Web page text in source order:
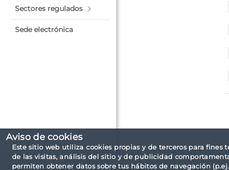
Aviso de cookies
Este sitio web utiliza cookies propias y de terceros para fines
de las visitas, análisis del sitio y de publicidad
permiten obtener datos sobre tus hábitos de navegación
Sectores regulados
Sede electrónica